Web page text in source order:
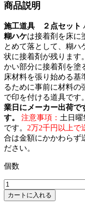
商品説明
施工道具 ２点セット
糊ハケは接着剤を床に
とめて落として、糊ハ
状に接着剤が残ります
かい部分に接着剤を塗
床材料を張り始める基
るために事前に材料の
で印を付ける道具です
業日にメーカー出荷で
す。
注意事項： 土日
です。 2万2千円以上で
合は金額にかかわらず
ださい。
個数
カートに入れる